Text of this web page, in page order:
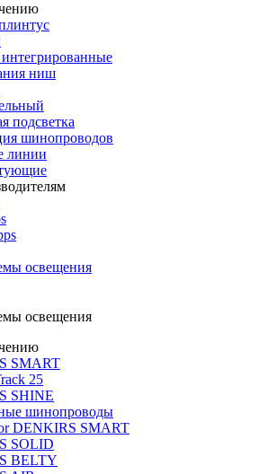
ниш
подсветка
шинопроводов
линии
освещения
освещения
SMART
25
SHINE
шинопроводы
DENKIRS SMART
SOLID
BELTY